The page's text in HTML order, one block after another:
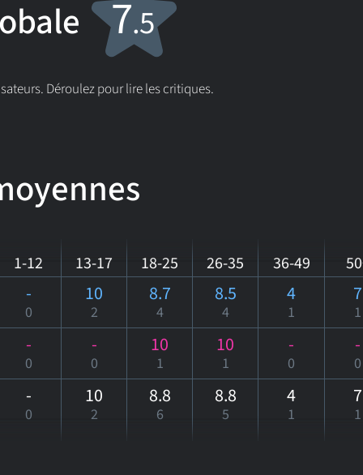
7.5
Déroulez pour lire les critiques.
1-12 13-17 18-25 26-35 36-49
-
0
10
2
8.7
4
8.5
4
4
1
7
1
-
0
-
0
10
1
10
1
-
0
-
0
-
0
10
2
8.8
6
8.8
5
4
1
7
1